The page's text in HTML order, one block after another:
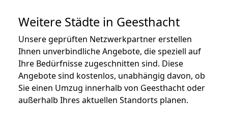
Weitere Städte in Geesthacht
Unsere geprüften Netzwerkpartner erstellen
Ihnen unverbindliche Angebote, die speziell auf
Ihre Bedürfnisse zugeschnitten sind. Diese
Angebote sind kostenlos, unabhängig davon, ob
Sie einen Umzug innerhalb von Geesthacht oder
außerhalb Ihres aktuellen Standorts planen.